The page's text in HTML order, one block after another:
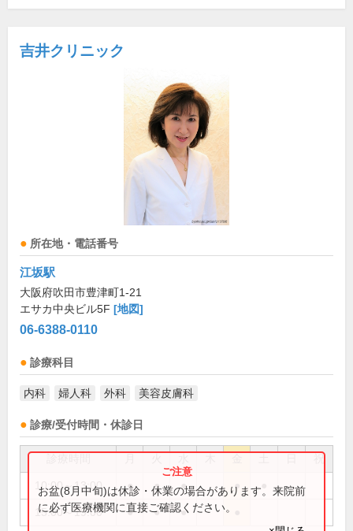
吉井クリニック
所在地・電話番号
江坂駅
大阪府吹田市豊津町1-21
エサカ中央ビル5F [地図]
06-6388-0110
診療科目
内科 婦人科 外科 美容皮膚科
診療/受付時間・休診日
祝
10:00～13:00 ● ● ● ●
15:00～19:00 ● ● ●
お盆(8月中旬)は休診・休業の場合があります。来院前
に必ず医療機関に直接ご確認ください。